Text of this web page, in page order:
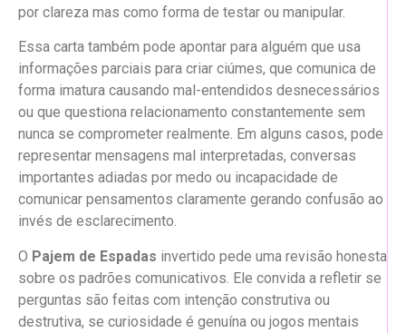
por clareza mas como forma de testar ou manipular.
Essa carta também pode apontar para alguém que usa
informações parciais para criar ciúmes, que comunica de
forma imatura causando mal-entendidos desnecessários
ou que questiona relacionamento constantemente sem
nunca se comprometer realmente. Em alguns casos, pode
representar mensagens mal interpretadas, conversas
importantes adiadas por medo ou incapacidade de
comunicar pensamentos claramente gerando confusão ao
invés de esclarecimento.
O Pajem de Espadas invertido pede uma revisão honesta
sobre os padrões comunicativos. Ele convida a refletir se
perguntas são feitas com intenção construtiva ou
destrutiva, se curiosidade é genuína ou jogos mentais